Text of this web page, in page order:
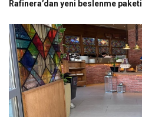
Rafinera’dan yeni beslenme paketi